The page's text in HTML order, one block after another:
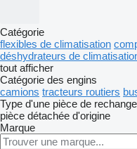
Catégorie
flexibles de climatisation
déshydrateurs de
tout afficher
Catégorie des engins
camions tracteurs routiers
Type d'une pièce de rechange
pièce détachée d'origine
Marque